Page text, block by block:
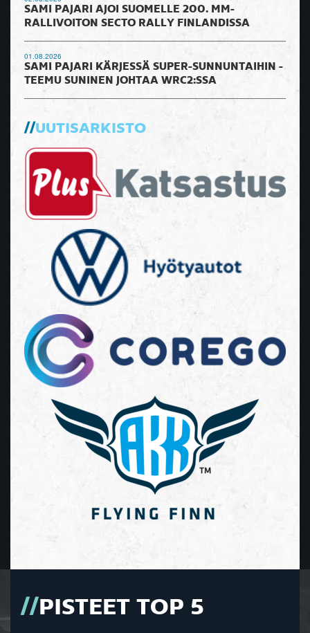
SAMI PAJARI AJOI SUOMELLE 200. MM-
RALLIVOITON SECTO RALLY FINLANDISSA
01.08.2026
SAMI PAJARI KÄRJESSÄ SUPER-SUNNUNTAIHIN -
TEEMU SUNINEN JOHTAA WRC2:SSA
UUTISARKISTO
PISTEET TOP 5